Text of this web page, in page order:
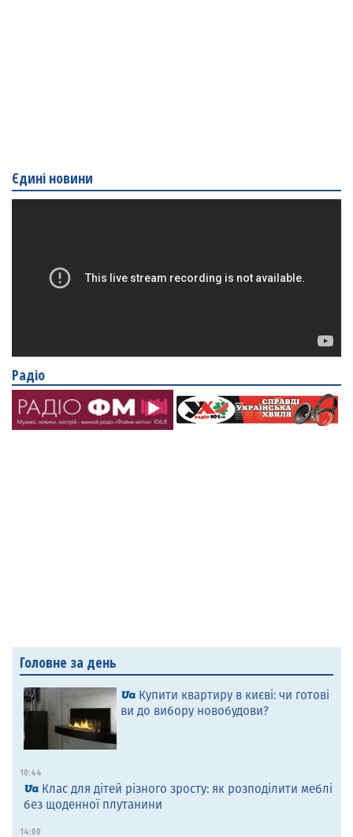
Єдині новини
Радіо
Головне за день
Купити квартиру в києві: чи готові
ви до вибору новобудови?
10:44
Клас для дітей різного зросту: як розподілити меблі
без щоденної плутанини
14:00